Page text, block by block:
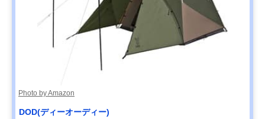
Photo by Amazon
DOD(ディーオーディー)